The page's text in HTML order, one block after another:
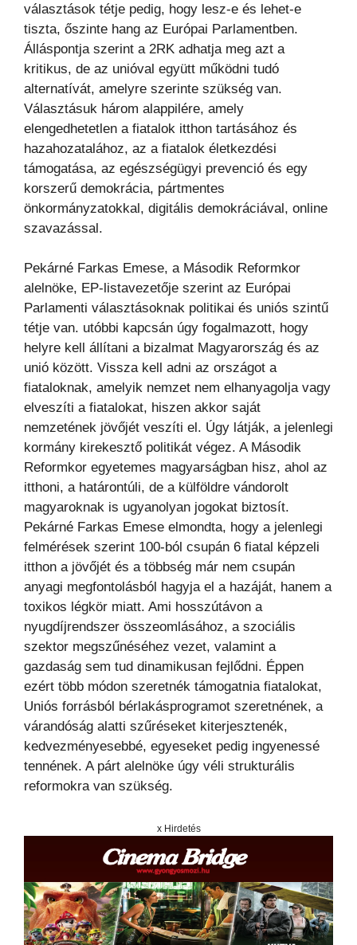
választások tétje pedig, hogy lesz-e és lehet-e
tiszta, őszinte hang az Európai Parlamentben.
Álláspontja szerint a 2RK adhatja meg azt a
kritikus, de az unióval együtt működni tudó
alternatívát, amelyre szerinte szükség van.
Választásuk három alappilére, amely
elengedhetetlen a fiatalok itthon tartásához és
hazahozatalához, az a fiatalok életkezdési
támogatása, az egészségügyi prevenció és egy
korszerű demokrácia, pártmentes
önkormányzatokkal, digitális demokráciával, online
szavazással.
Pekárné Farkas Emese, a Második Reformkor
alelnöke, EP-listavezetője szerint az Európai
Parlamenti választásoknak politikai és uniós szintű
tétje van. utóbbi kapcsán úgy fogalmazott, hogy
helyre kell állítani a bizalmat Magyarország és az
unió között. Vissza kell adni az országot a
fiataloknak, amelyik nemzet nem elhanyagolja vagy
elveszíti a fiatalokat, hiszen akkor saját
nemzetének jövőjét veszíti el. Úgy látják, a jelenlegi
kormány kirekesztő politikát végez. A Második
Reformkor egyetemes magyarságban hisz, ahol az
itthoni, a határontúli, de a külföldre vándorolt
magyaroknak is ugyanolyan jogokat biztosít.
Pekárné Farkas Emese elmondta, hogy a jelenlegi
felmérések szerint 100-ból csupán 6 fiatal képzeli
itthon a jövőjét és a többség már nem csupán
anyagi megfontolásból hagyja el a hazáját, hanem a
toxikos légkör miatt. Ami hosszútávon a
nyugdíjrendszer összeomlásához, a szociális
szektor megszűnéséhez vezet, valamint a
gazdaság sem tud dinamikusan fejlődni. Éppen
ezért több módon szeretnék támogatnia fiatalokat,
Uniós forrásból bérlakásprogramot szeretnének, a
várandóság alatti szűréseket kiterjesztenék,
kedvezményesebbé, egyeseket pedig ingyenessé
tennének. A párt alelnöke úgy véli strukturális
reformokra van szükség.
x Hirdetés